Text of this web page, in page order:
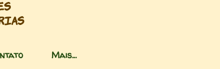
Mais…